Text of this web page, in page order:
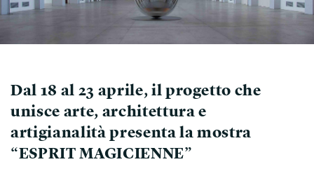
Dal 18 al 23 aprile, il progetto che
unisce arte, architettura e
artigianalità presenta la mostra
“ESPRIT MAGICIENNE”